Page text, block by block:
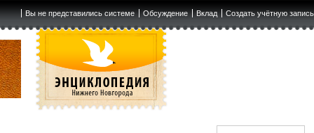
Вы не представились системе Обсуждение Вклад Создать учётную запись